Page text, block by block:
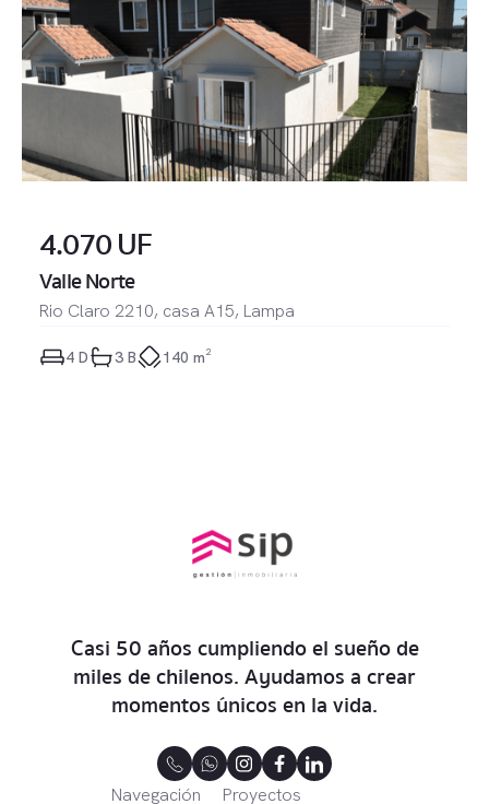
4.070 UF
Valle Norte
Rio Claro 2210, casa A15, Lampa
4 D 3 B 140 m²
Casi 50 años cumpliendo el sueño de
miles de chilenos. Ayudamos a crear
momentos únicos en la vida.
Navegación Proyectos